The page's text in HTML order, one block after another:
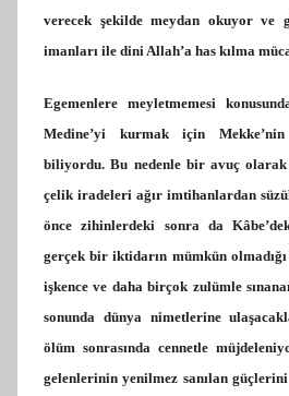
verecek şekilde meydan okuyor ve
imanları ile dini Allah’a has kılma
Egemenlere meyletmemesi
Medine’yi kurmak için Mekke’nin
biliyordu. Bu nedenle bir avuç
çelik iradeleri ağır imtihanlardan
önce zihinlerdeki sonra da
gerçek bir iktidarın mümkün
işkence ve daha birçok zulümle
sonunda dünya nimetlerine
ölüm sonrasında cennetle
gelenlerinin yenilmez sanılan